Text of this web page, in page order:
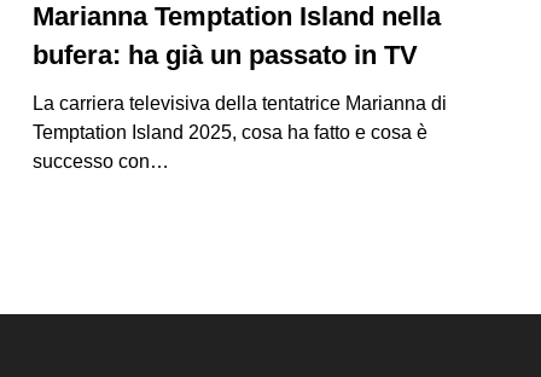
Marianna Temptation Island nella
bufera: ha già un passato in TV
La carriera televisiva della tentatrice Marianna di
Temptation Island 2025, cosa ha fatto e cosa è
successo con…